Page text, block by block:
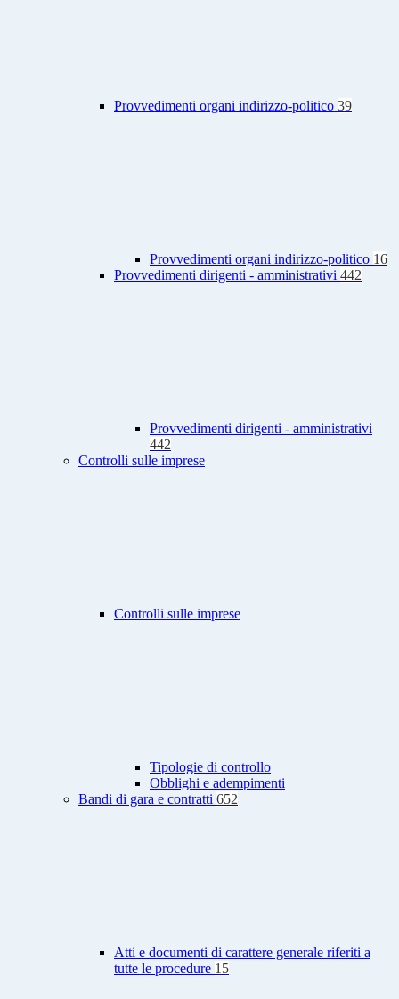
Provvedimenti organi indirizzo-politico 39
Provvedimenti organi indirizzo-politico 16
Provvedimenti dirigenti - amministrativi 442
Provvedimenti dirigenti - amministrativi
442
Controlli sulle imprese
Controlli sulle imprese
Tipologie di controllo
Obblighi e adempimenti
Bandi di gara e contratti 652
Atti e documenti di carattere generale riferiti a
tutte le procedure 15